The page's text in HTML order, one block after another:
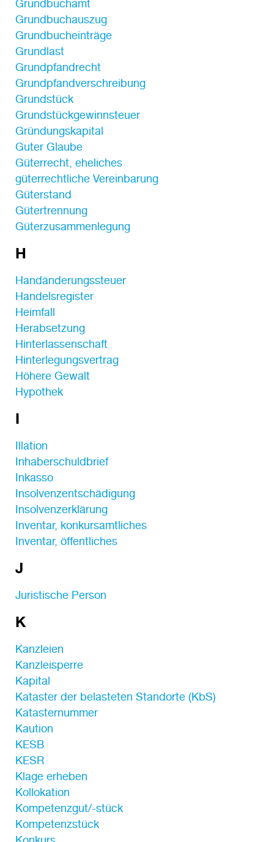
Grundbuchamt
Grundbuchauszug
Grundbucheinträge
Grundlast
Grundpfandrecht
Grundpfandverschreibung
Grundstück
Grundstückgewinnsteuer
Gründungskapital
Guter Glaube
Güterrecht, eheliches
güterrechtliche Vereinbarung
Güterstand
Gütertrennung
Güterzusammenlegung
H
Handänderungssteuer
Handelsregister
Heimfall
Herabsetzung
Hinterlassenschaft
Hinterlegungsvertrag
Höhere Gewalt
Hypothek
I
Illation
Inhaberschuldbrief
Inkasso
Insolvenzentschädigung
Insolvenzerklärung
Inventar, konkursamtliches
Inventar, öffentliches
J
Juristische Person
K
Kanzleien
Kanzleisperre
Kapital
Kataster der belasteten Standorte (KbS)
Katasternummer
Kaution
KESB
KESR
Klage erheben
Kollokation
Kompetenzgut/-stück
Kompetenzstück